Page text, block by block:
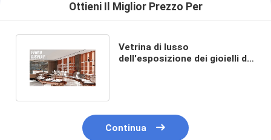
Ottieni Il Miglior Prezzo Per
Vetrina di lusso
dell'esposizione dei gioielli di
Continua